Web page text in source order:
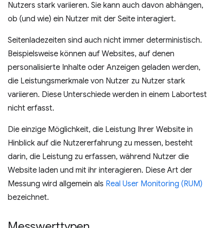
Nutzers stark variieren. Sie kann auch davon abhängen,
ob (und wie) ein Nutzer mit der Seite interagiert.
Seitenladezeiten sind auch nicht immer deterministisch.
Beispielsweise können auf Websites, auf denen
personalisierte Inhalte oder Anzeigen geladen werden,
die Leistungsmerkmale von Nutzer zu Nutzer stark
variieren. Diese Unterschiede werden in einem Labortest
nicht erfasst.
Die einzige Möglichkeit, die Leistung Ihrer Website in
Hinblick auf die Nutzererfahrung zu messen, besteht
darin, die Leistung zu erfassen, während Nutzer die
Website laden und mit ihr interagieren. Diese Art der
Messung wird allgemein als Real User Monitoring (RUM)
bezeichnet.